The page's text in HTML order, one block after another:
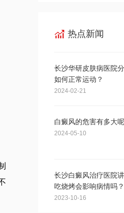
热点新闻
长沙华研皮肤病医院
如何正常运动？
2024-02-21
白癜风的危害有多大
2024-05-10
长沙白癜风治疗医院
吃烧烤会影响病情吗？
2023-10-16